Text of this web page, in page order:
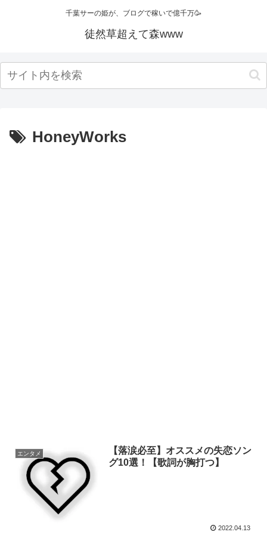
千葉サーの姫が、ブログで稼いで億千万🥳
徒然草超えて森www
HoneyWorks
エンタメ
【落涙必至】オススメの失恋ソン
グ10選！【歌詞が胸打つ】
2022.04.13